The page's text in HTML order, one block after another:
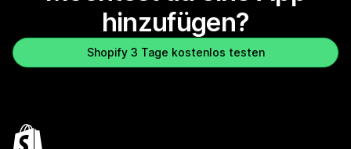
hinzufügen?
Shopify 3 Tage kostenlos testen